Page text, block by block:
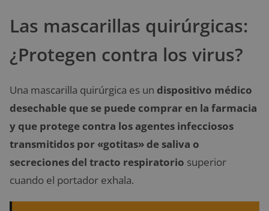
Las mascarillas quirúrgicas:
¿Protegen contra los virus?
Una mascarilla quirúrgica es un dispositivo médico
desechable que se puede comprar en la farmacia
y que protege contra los agentes infecciosos
transmitidos por «gotitas» de saliva o
secreciones del tracto respiratorio superior
cuando el portador exhala.